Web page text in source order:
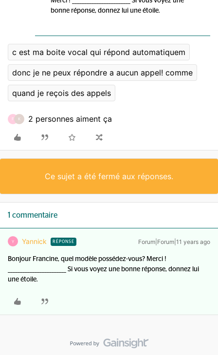
bonne réponse, donnez lui une étoile.
c est ma boite vocal qui répond automatiquem
donc je ne peux répondre a aucun appel! comme
quand je reçois des appels
F K 2 personnes aiment ça
Ce sujet a été fermé aux réponses.
1 commentaire
Y Yannick RÉPONSE Forum|Forum|11 years ago
Bonjour Francine, quel modèle possédez-vous? Merci !
________________________ Si vous voyez une bonne réponse, donnez lui
une étoile.